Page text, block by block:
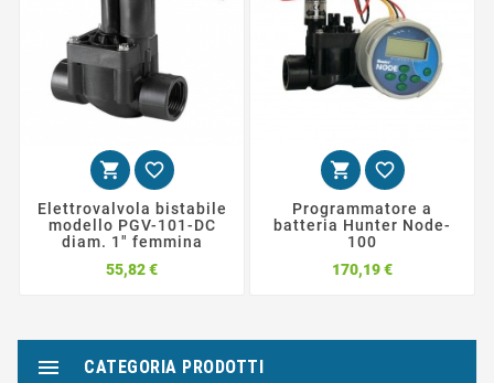
 
Elettrovalvola bistabile
modello PGV-101-DC
diam. 1" femmina
55,82 €Prezzo
 
Programmatore a
batteria Hunter Node-
100
170,19 €Prezzo
CATEGORIA PRODOTTI
